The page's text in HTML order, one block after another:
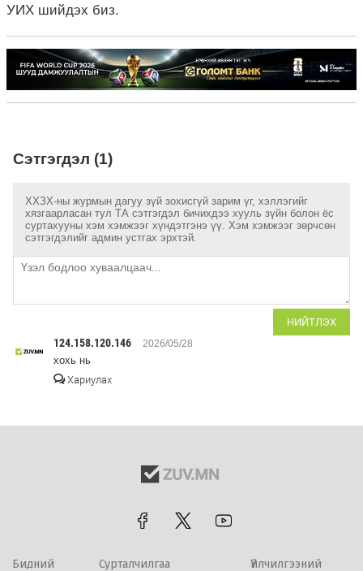
УИХ шийдэх биз.
Сэтгэгдэл (1)
ХХЗХ-ны журмын дагуу зүй зохисгүй зарим үг, хэллэгийг
хязгаарласан тул ТА сэтгэгдэл бичихдээ хууль зүйн болон ёс
суртахууны хэм хэмжээг хүндэтгэнэ үү. Хэм хэмжээг зөрчсөн
сэтгэгдэлийг админ устгах эрхтэй.
НИЙТЛЭХ
124.158.120.146 2026/05/28
хохь нь
Хариулах
Бидний Сурталчилгаа Үйлчилгээний